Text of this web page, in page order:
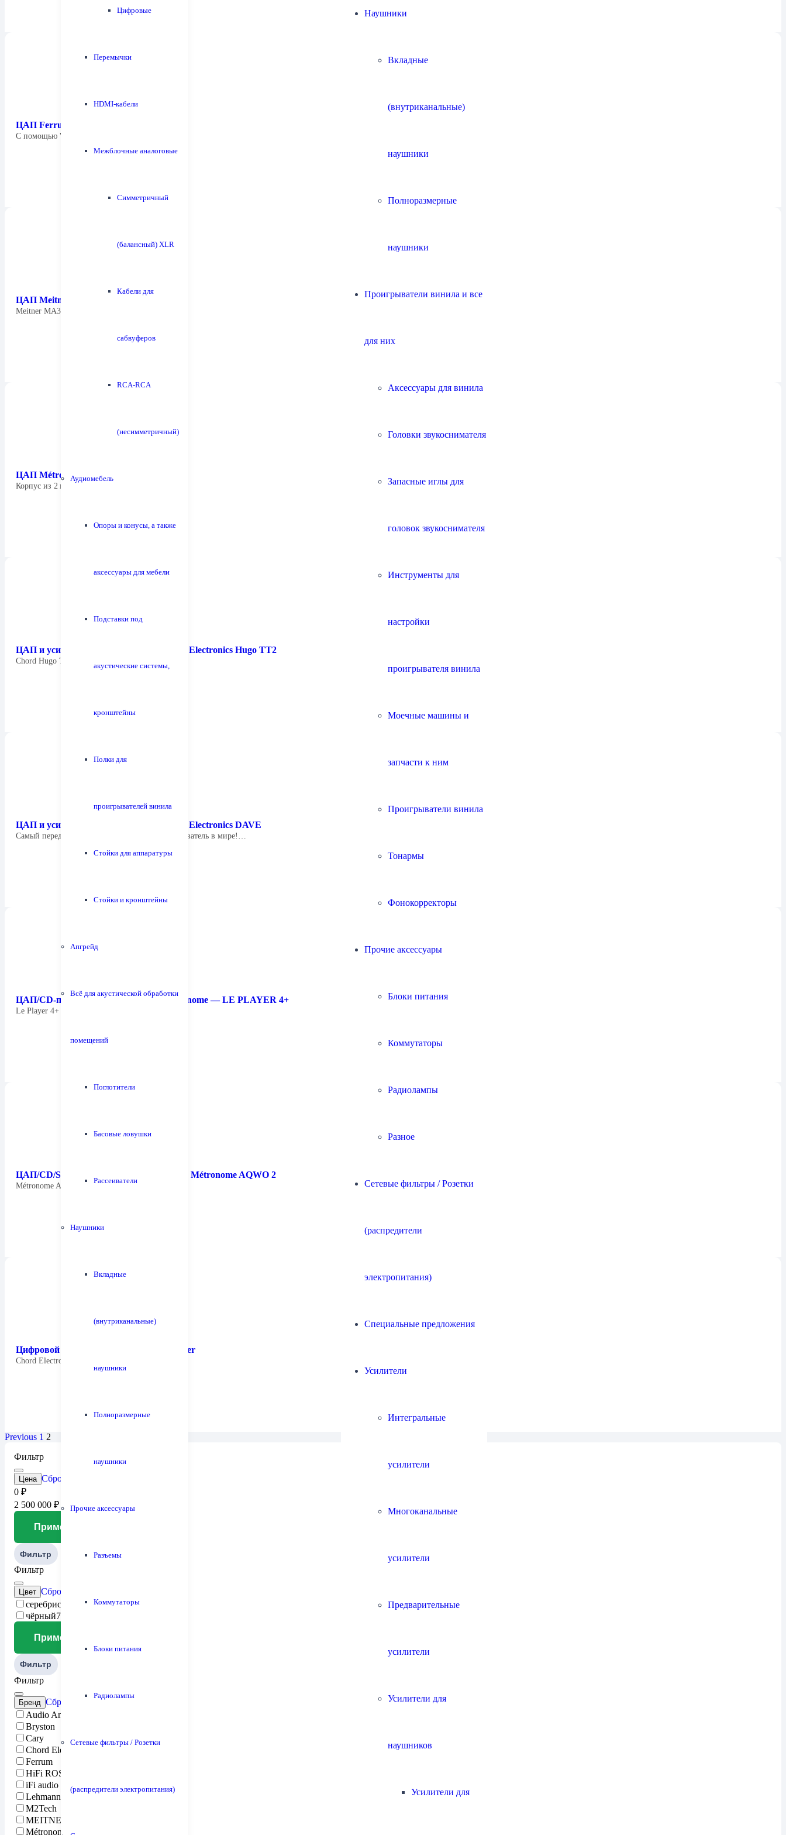
Цифровые
Перемычки
HDMI-кабели
Межблочные аналоговые
Симметричный
(балансный) XLR
Кабели для
сабвуферов
RCA-RCA
(несимметричный)
Аудиомебель
Опоры и конусы, а также
аксессуары для мебели
Подставки под
акустические системы,
кронштейны
Полки для
проигрывателей винила
Стойки для аппаратуры
Стойки и кронштейны
Апгрейд
Всё для акустической обработки
помещений
Поглотители
Басовые ловушки
Рассеиватели
Наушники
Вкладные
(внутриканальные)
наушники
Полноразмерные
наушники
Прочие аксессуары
Разъемы
Коммутаторы
Блоки питания
Радиолампы
Сетевые фильтры / Розетки
(распредители электропитания)
Наушники
Вкладные
(внутриканальные)
наушники
Полноразмерные
наушники
Проигрыватели винила и все
для них
Аксессуары для винила
Головки звукоснимателя
Запасные иглы для
головок звукоснимателя
Инструменты для
настройки
проигрывателя винила
Моечные машины и
запчасти к ним
Проигрыватели винила
Тонармы
Фонокорректоры
Прочие аксессуары
Блоки питания
Коммутаторы
Радиолампы
Разное
Сетевые фильтры / Розетки
(распредители
электропитания)
Специальные предложения
Усилители
Интегральные
усилители
Многоканальные
усилители
Предварительные
усилители
Усилители для
наушников
Усилители для
ЦАП Ferrum — WANDLA
С помощью WANDLA мы обращаемся как…
ЦАП Meitner MA3i
Meitner MA3: ЦАП нового поколения 16xDSD…
ЦАП Métronome — LE DAC 2
Корпус из 2 мм стали с передней…
ЦАП и усилитель для наушников Chord Electronics Hugo TT2
Chord Hugo TT2 — настольный ЦАП,…
ЦАП и усилитель для наушников Сhord Electronics DAVE
Cамый передовой цифро-аналоговый преобразователь в мире!…
ЦАП/CD-проигрыватель/стример Métronome — LE PLAYER 4+
Le Player 4+ — топовый CD-проигрыватель…
ЦАП/CD/SACD-проигрыватель/стример Métronome AQWO 2
Métronome AQWO 2 — новый эталон…
Цифровой процессор Chord Hugo M Scaler
Chord Electronics Hugo M Scaler Процессор…
Previous 1 2
Фильтр
Цена Сброс
0 ₽
2 500 000 ₽
Применить
Фильтр
Фильтр
Цвет Сброс
серебристый
чёрный7
Применить
Фильтр
Фильтр
Бренд Сброс
Audio Analogue
Bryston
Cary
Chord Electronics
Ferrum
HiFi ROSE
iFi audio
Lehmannaudio
M2Tech
MEITNER
Métronome